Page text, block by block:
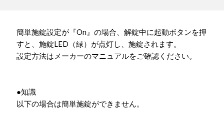
簡単施錠設定が『On』の場合、解錠中に起動ボタンを押
すと、施錠LED（緑）が点灯し、施錠されます。
設定方法はメーカーのマニュアルをご確認ください。
●知識
以下の場合は簡単施錠ができません。